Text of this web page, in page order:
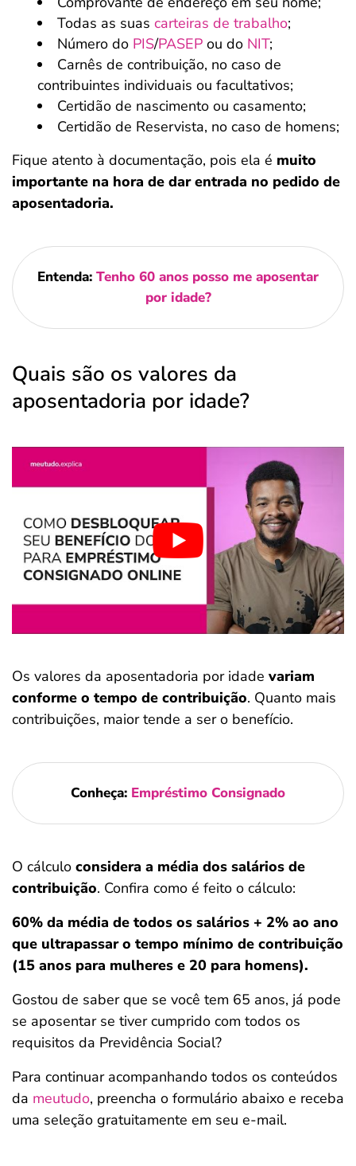
Todas as suas carteiras de trabalho;
Número do PIS/PASEP ou do NIT;
Carnês de contribuição, no caso de
contribuintes individuais ou facultativos;
Certidão de nascimento ou casamento;
Certidão de Reservista, no caso de homens;
Fique atento à documentação, pois ela é muito
importante na hora de dar entrada no pedido de
aposentadoria.
Entenda: Tenho 60 anos posso me aposentar
por idade?
Quais são os valores da
aposentadoria por idade?
Os valores da aposentadoria por idade variam
conforme o tempo de contribuição. Quanto mais
contribuições, maior tende a ser o benefício.
Conheça: Empréstimo Consignado
O cálculo considera a média dos salários de
contribuição. Confira como é feito o cálculo:
60% da média de todos os salários + 2% ao ano
que ultrapassar o tempo mínimo de contribuição
(15 anos para mulheres e 20 para homens).
Gostou de saber que se você tem 65 anos, já pode
se aposentar se tiver cumprido com todos os
requisitos da Previdência Social?
Para continuar acompanhando todos os conteúdos
da meutudo, preencha o formulário abaixo e receba
uma seleção gratuitamente em seu e-mail.